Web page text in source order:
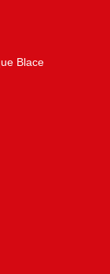
Blace